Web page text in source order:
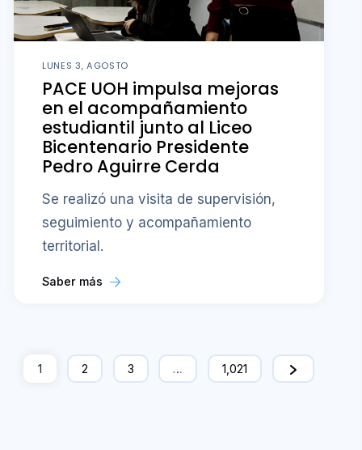
LUNES 3, AGOSTO
PACE UOH impulsa mejoras
en el acompañamiento
estudiantil junto al Liceo
Bicentenario Presidente
Pedro Aguirre Cerda
Se realizó una visita de supervisión,
seguimiento y acompañamiento
territorial.
Saber más
1 2 3 … 1,021